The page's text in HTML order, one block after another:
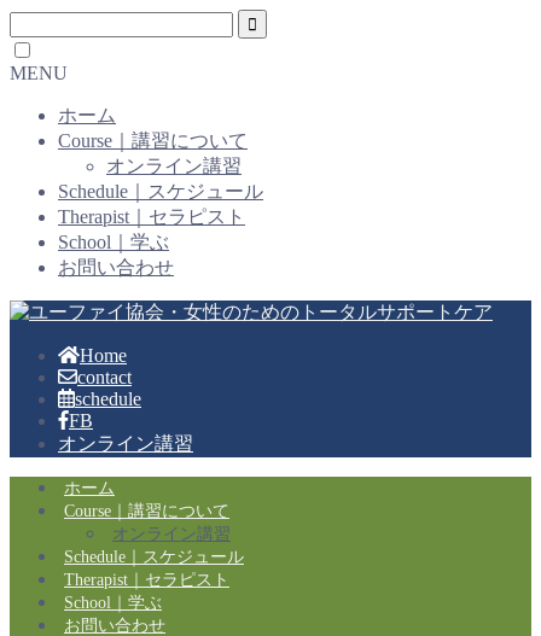
MENU
ホーム
Course｜講習について
オンライン講習
Schedule｜スケジュール
Therapist｜セラピスト
School｜学ぶ
お問い合わせ
Home
contact
schedule
FB
オンライン講習
ホーム
Course｜講習について
オンライン講習
Schedule｜スケジュール
Therapist｜セラピスト
School｜学ぶ
お問い合わせ